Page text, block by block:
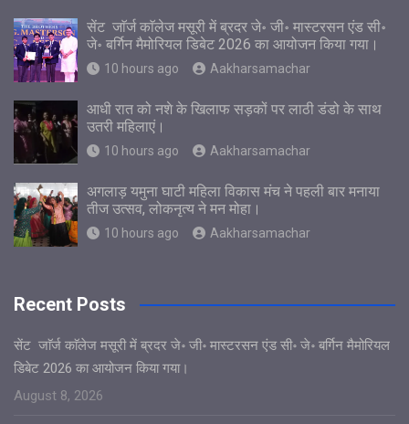
सेंट जाॅर्ज काॅलेज मसूरी में ब्रदर जे॰ जी॰ मास्टरसन एंड सी॰
जे॰ बर्गिन मैमोरियल डिबेट 2026 का आयोजन किया गया।
10 hours ago Aakharsamachar
आधी रात को नशे के खिलाफ सड़कों पर लाठी डंडो के साथ
उतरी महिलाएं।
10 hours ago Aakharsamachar
अगलाड़ यमुना घाटी महिला विकास मंच ने पहली बार मनाया
तीज उत्सव, लोकनृत्य ने मन मोहा।
10 hours ago Aakharsamachar
Recent Posts
सेंट जाॅर्ज काॅलेज मसूरी में ब्रदर जे॰ जी॰ मास्टरसन एंड सी॰ जे॰ बर्गिन मैमोरियल
डिबेट 2026 का आयोजन किया गया।
August 8, 2026